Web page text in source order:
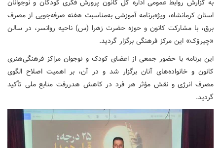
به گزارش روابط عمومی اداره کل کانون پرورش فکری کودکان و نوجوانان
استان کرمانشاه، ویژه‌برنامه آموزشی به‌مناسبت هفته صرفه‌جویی از مصرف
برق، با مشارکت کانون و حوزه حضرت زهرا (س) ناحیه روانسر، در سالن
«چیرۆک» این مرکز فرهنگی برگزار گردید.
این برنامه با حضور جمعی از اعضای کودک و نوجوان مراکز فرهنگی‌هنری
کانون و خانواده‌های آنان برگزار شد و در آن، بر اهمیت اصلاح الگوی
مصرف انرژی و نقش مؤثر هر فرد در کاهش هدررفت منابع ملی تأکید
گردید.